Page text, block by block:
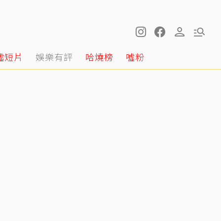
短片 娛樂有評 哈燒榜 噓粉